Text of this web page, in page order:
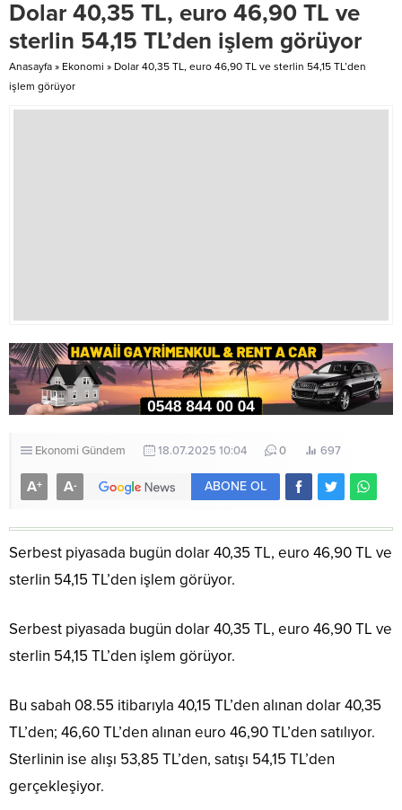
bir duruma girmiştir. DERHAL BİR
Dolar 40,35 TL, euro 46,90 TL ve
sterlin 54,15 TL’den işlem görüyor
Anasayfa » Ekonomi » Dolar 40,35 TL, euro 46,90 TL ve sterlin 54,15 TL’den
işlem görüyor
Ekonomi Gündem 18.07.2025 10:04 0 697
A+ A- ABONE OL
Serbest piyasada bugün dolar 40,35 TL, euro 46,90 TL ve
sterlin 54,15 TL’den işlem görüyor.
Serbest piyasada bugün dolar 40,35 TL, euro 46,90 TL ve
sterlin 54,15 TL’den işlem görüyor.
Bu sabah 08.55 itibarıyla 40,15 TL’den alınan dolar 40,35
TL’den; 46,60 TL’den alınan euro 46,90 TL’den satılıyor.
Sterlinin ise alışı 53,85 TL’den, satışı 54,15 TL’den
gerçekleşiyor.